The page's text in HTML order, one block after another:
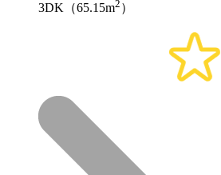
3DK（65.15m2 ）